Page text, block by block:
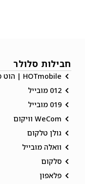
חבילות סלולר
HOTmobile | הוט מובייל
012 מובייל
019 מובייל
WeCom וויקום
גולן טלקום
וואלה מובייל
סלקום
פלאפון